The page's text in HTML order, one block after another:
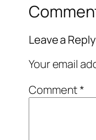
Leave a Reply
Your email
Comment*